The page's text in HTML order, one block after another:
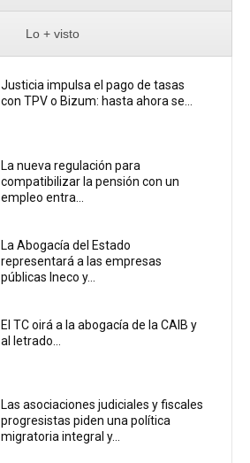
Lo + visto
Justicia impulsa el pago de tasas
con TPV o Bizum: hasta ahora se...
La nueva regulación para
compatibilizar la pensión con un
empleo entra...
La Abogacía del Estado
representará a las empresas
públicas Ineco y...
El TC oirá a la abogacía de la CAIB y
al letrado...
Las asociaciones judiciales y fiscales
progresistas piden una política
migratoria integral y...